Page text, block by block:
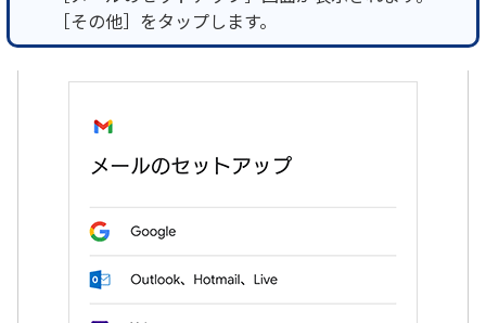
［その他］をタップします。